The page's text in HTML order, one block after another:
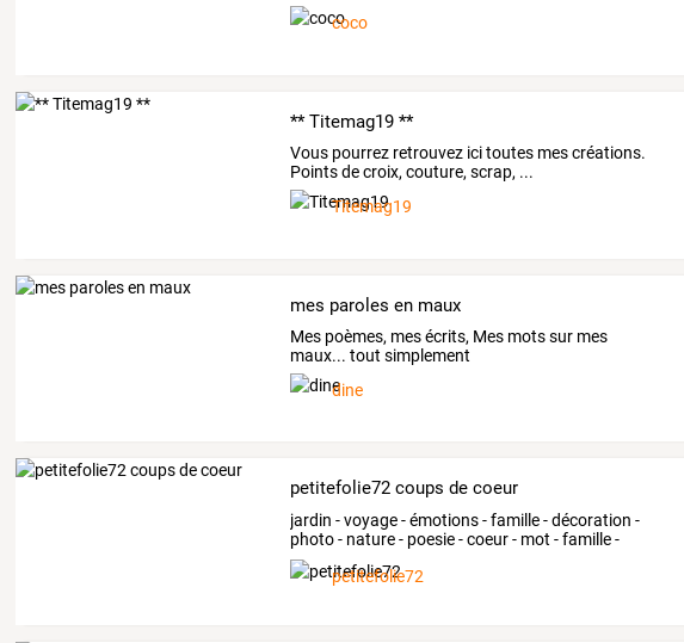
coco
** Titemag19 **
Vous pourrez retrouvez ici toutes mes créations.
Points de croix, couture, scrap, ...
Titemag19
mes paroles en maux
Mes poèmes, mes écrits, Mes mots sur mes
maux... tout simplement
dine
petitefolie72 coups de coeur
jardin -voyage-émotions-famille-décoration -
photo- nature- poesie-coeur- mot -famille-
rêve
petitefolie72